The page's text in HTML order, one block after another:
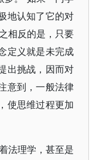
地认知了它的对
相反的是，只要
定义就是未完成
出挑战，因而对
意到，一般法律
使思维过程更加
法理学，甚至是